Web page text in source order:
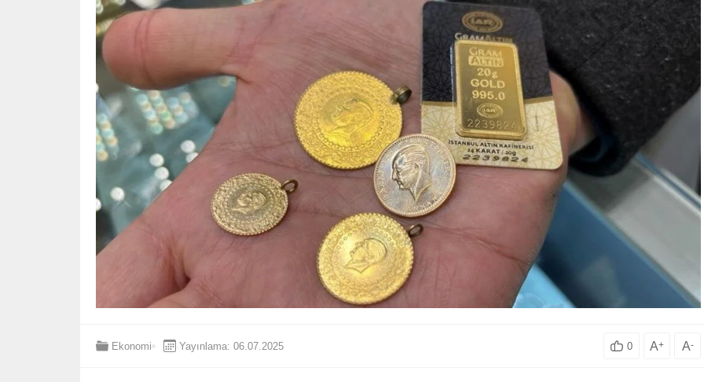
Ekonomi Yayınlama: 06.07.2025 0 A+ A-